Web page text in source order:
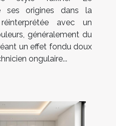
ses origines dans la
avec un
généralement du
un effet fondu doux
ongulaire...